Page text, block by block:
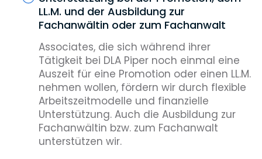
bei guter Entwicklung die Aufnahme in
die Partnerschaft möglich.
LL.M. und der Ausbildung zur
Fachanwältin oder zum Fachanwalt
Associates, die sich während ihrer
Tätigkeit bei DLA Piper noch einmal eine
Auszeit für eine Promotion oder einen LL.M.
nehmen wollen, fördern wir durch flexible
Arbeitszeitmodelle und finanzielle
Unterstützung. Auch die Ausbildung zur
Fachanwältin bzw. zum Fachanwalt
unterstützen wir.